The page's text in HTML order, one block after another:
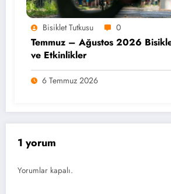
Bisiklet Tutkusu 0
Temmuz – Ağustos 2026
ve Etkinlikler
6 Temmuz 2026
1 yorum
Yorumlar kapalı.